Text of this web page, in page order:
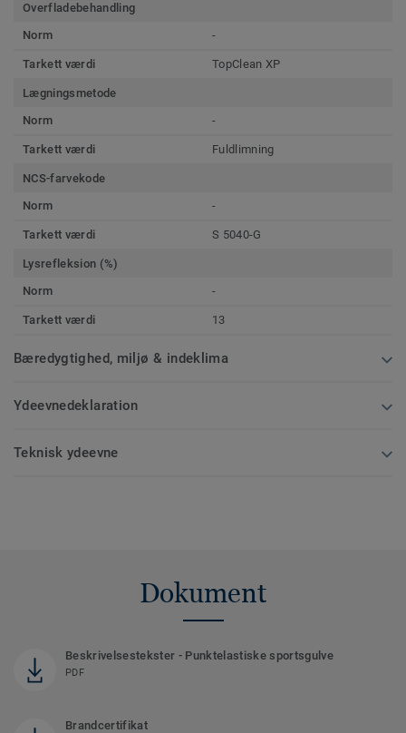
Overfladebehandling
Norm
-
Tarkett værdi TopClean XP
Lægningsmetode
Norm
-
Tarkett værdi Fuldlimning
NCS-farvekode
Norm
-
Tarkett værdi S 5040-G
Lysrefleksion (%)
Norm
-
Tarkett værdi 13
Bæredygtighed, miljø & indeklima
Ydeevnedeklaration
Teknisk ydeevne
Dokument
Beskrivelsestekster - Punktelastiske sportsgulve
PDF
Brandcertifikat